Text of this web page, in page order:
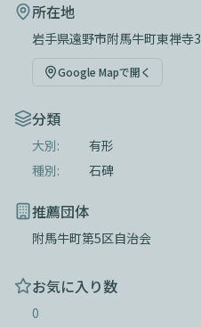
所在地
岩手県遠野市附馬牛町東禅寺3
Google Mapで開く
分類
大別:
有形
種別:
石碑
推薦団体
附馬牛町第5区自治会
お気に入り数
0